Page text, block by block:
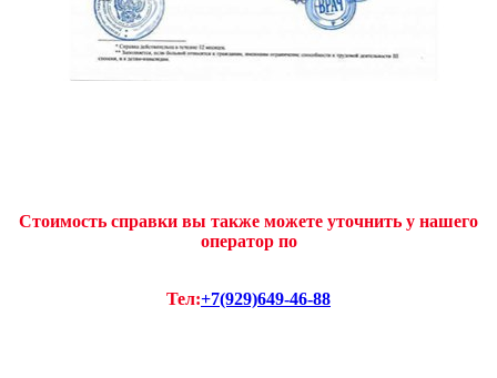
Стоимость справки вы также можете уточнить у нашего
оператор по
Тел:+7(929)649-46-88